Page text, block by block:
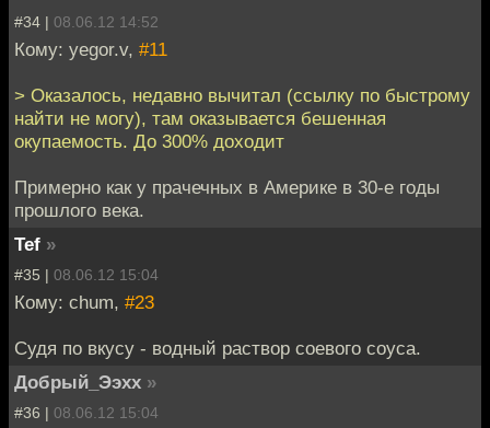
#34 | 08.06.12 14:52
Кому: yegor.v, #11
> Оказалось, недавно вычитал (ссылку по быстрому
найти не могу), там оказывается бешенная
окупаемость. До 300% доходит
Примерно как у прачечных в Америке в 30-е годы
прошлого века.
Tef »
#35 | 08.06.12 15:04
Кому: chum, #23
Судя по вкусу - водный раствор соевого соуса.
Добрый_Ээхх »
#36 | 08.06.12 15:04